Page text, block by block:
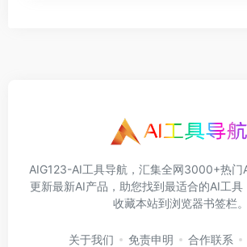
AIG123-AI工具导航，汇集全网3000+热门
更新最新AI产品，助您找到最适合的AI工
收藏本站到浏览器书签栏。
关于我们 免责申明 合作联系